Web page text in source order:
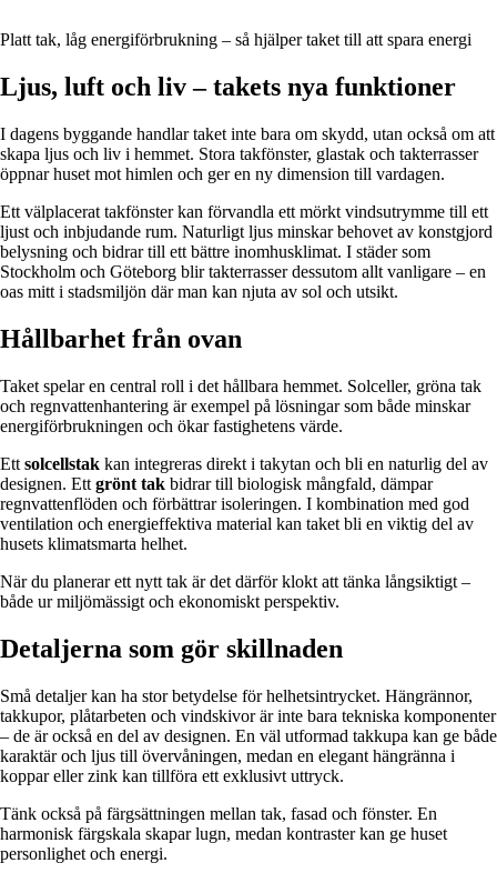
Platt tak, låg energiförbrukning – så hjälper taket till att spara energi
Ljus, luft och liv – takets nya funktioner
I dagens byggande handlar taket inte bara om skydd, utan också om att
skapa ljus och liv i hemmet. Stora takfönster, glastak och takterrasser
öppnar huset mot himlen och ger en ny dimension till vardagen.
Ett välplacerat takfönster kan förvandla ett mörkt vindsutrymme till ett
ljust och inbjudande rum. Naturligt ljus minskar behovet av konstgjord
belysning och bidrar till ett bättre inomhusklimat. I städer som
Stockholm och Göteborg blir takterrasser dessutom allt vanligare – en
oas mitt i stadsmiljön där man kan njuta av sol och utsikt.
Hållbarhet från ovan
Taket spelar en central roll i det hållbara hemmet. Solceller, gröna tak
och regnvattenhantering är exempel på lösningar som både minskar
energiförbrukningen och ökar fastighetens värde.
Ett solcellstak kan integreras direkt i takytan och bli en naturlig del av
designen. Ett grönt tak bidrar till biologisk mångfald, dämpar
regnvattenflöden och förbättrar isoleringen. I kombination med god
ventilation och energieffektiva material kan taket bli en viktig del av
husets klimatsmarta helhet.
När du planerar ett nytt tak är det därför klokt att tänka långsiktigt –
både ur miljömässigt och ekonomiskt perspektiv.
Detaljerna som gör skillnaden
Små detaljer kan ha stor betydelse för helhetsintrycket. Hängrännor,
takkupor, plåtarbeten och vindskivor är inte bara tekniska komponenter
– de är också en del av designen. En väl utformad takkupa kan ge både
karaktär och ljus till övervåningen, medan en elegant hängränna i
koppar eller zink kan tillföra ett exklusivt uttryck.
Tänk också på färgsättningen mellan tak, fasad och fönster. En
harmonisk färgskala skapar lugn, medan kontraster kan ge huset
personlighet och energi.